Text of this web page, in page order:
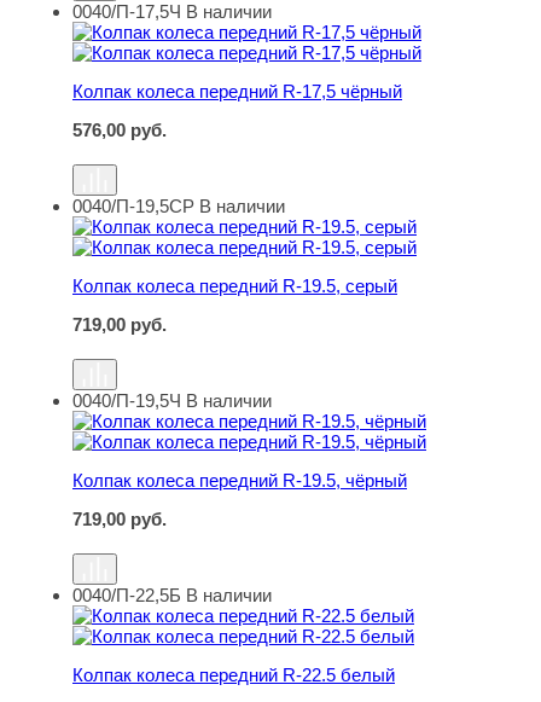
Колпак колеса передний R-17,5 чёрный
0040/П-17,5Ч В наличии
Колпак колеса передний R-17,5 чёрный
576,00 руб.
Колпак колеса передний R-19.5, серый
0040/П-19,5СР В наличии
Колпак колеса передний R-19.5, серый
719,00 руб.
Колпак колеса передний R-19.5, чёрный
0040/П-19,5Ч В наличии
Колпак колеса передний R-19.5, чёрный
719,00 руб.
Колпак колеса передний R-22.5 белый
0040/П-22,5Б В наличии
Колпак колеса передний R-22.5 белый